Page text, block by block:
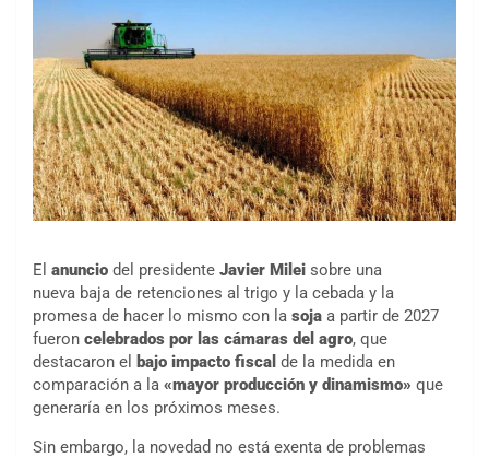
El anuncio del presidente Javier Milei sobre una
nueva baja de retenciones al trigo y la cebada y la
promesa de hacer lo mismo con la soja a partir de 2027
fueron celebrados por las cámaras del agro, que
destacaron el
bajo impacto fiscal de la medida en
comparación a la «mayor producción y dinamismo» que
generaría en los próximos meses.
Sin embargo, la novedad no está exenta de problemas